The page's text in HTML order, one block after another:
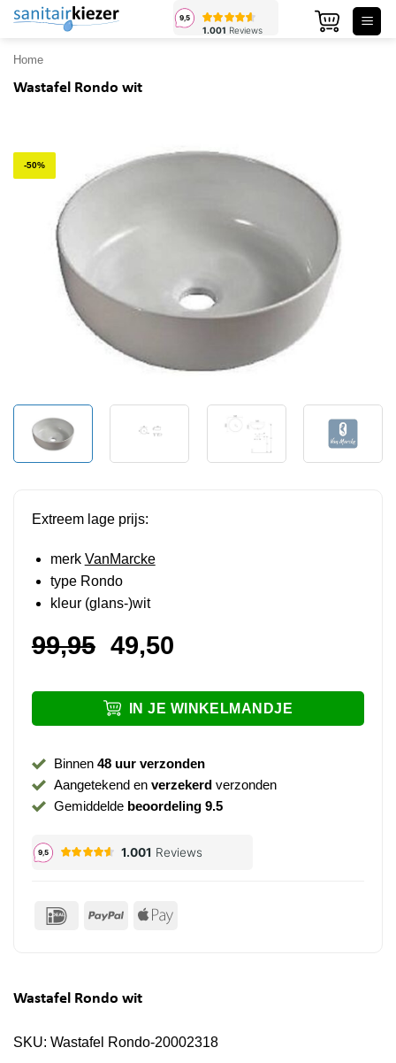
Ga
inhoud
Home
Wastafel Rondo wit
-50%
Extreem lage prijs:
merk VanMarcke
type Rondo
kleur (glans-)wit
99,95 Oorspronkelijke
was:
99,95.
49,50Huidige
is:
49,50.
IN JE WINKELMANDJE
Binnen 48 uur verzonden
Aangetekend en verzekerdverzonden
Gemiddelde beoordeling 9.5
IDeal PayPal Apple
Wastafel Rondo wit
SKU: Wastafel Rondo-20002318